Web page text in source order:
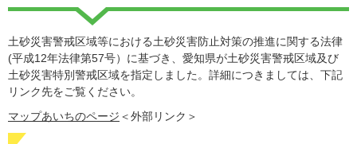
土砂災害警戒区域等における土砂災害防止対策の推進に関する法律
(平成12年法律第57号）に基づき、愛知県が土砂災害警戒区域及び
土砂災害特別警戒区域を指定しました。詳細につきましては、下記
リンク先をご覧ください。
マップあいちのページ ＜外部リンク＞